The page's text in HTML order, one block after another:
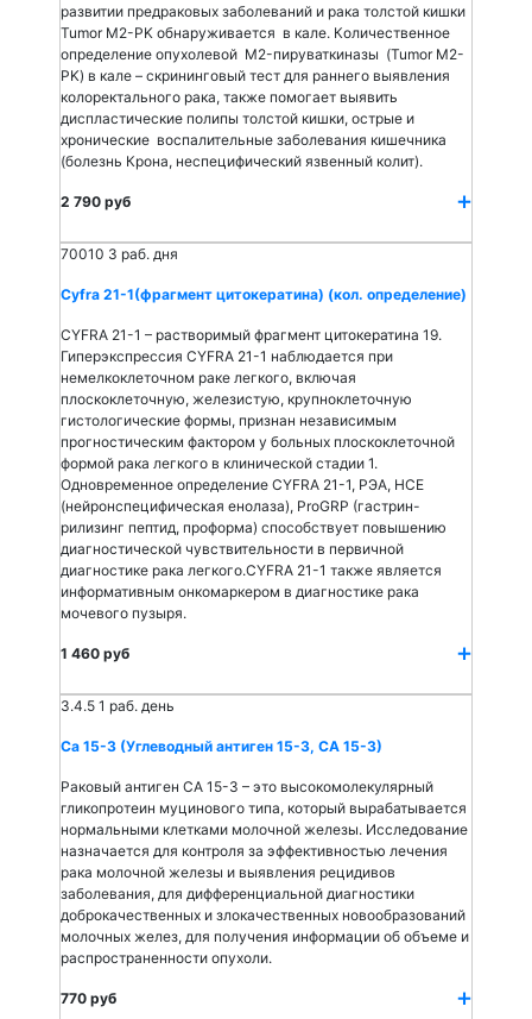
развитии предраковых заболеваний и рака толстой кишки
Tumor M2-PK обнаруживается в кале. Количественное
определение опухолевой M2-пируваткиназы (Tumor M2-
PK) в кале – скрининговый тест для раннего выявления
колоректального рака, также помогает выявить
диспластические полипы толстой кишки, острые и
хронические воспалительные заболевания кишечника
(болезнь Крона, неспецифический язвенный колит).
2 790 руб
70010 3 раб. дня
Cyfra 21-1(фрагмент цитокератина) (кол. определение)
CYFRA 21-1 – растворимый фрагмент цитокератина 19.
Гиперэкспрессия CYFRA 21-1 наблюдается при
немелкоклеточном раке легкого, включая
плоскоклеточную, железистую, крупноклеточную
гистологические формы, признан независимым
прогностическим фактором у больных плоскоклеточной
формой рака легкого в клинической стадии 1.
Одновременное определение CYFRA 21-1, РЭА, НСЕ
(нейронспецифическая енолаза), ProGRP (гастрин-
рилизинг пептид, проформа) способствует повышению
диагностической чувствительности в первичной
диагностике рака легкого.CYFRA 21-1 также является
информативным онкомаркером в диагностике рака
мочевого пузыря.
1 460 руб
3.4.5 1 раб. день
Са 15-3 (Углеводный антиген 15-3, СА 15-3)
Раковый антиген СА 15-3 – это высокомолекулярный
гликопротеин муцинового типа, который вырабатывается
нормальными клетками молочной железы. Исследование
назначается для контроля за эффективностью лечения
рака молочной железы и выявления рецидивов
заболевания, для дифференциальной диагностики
доброкачественных и злокачественных новообразований
молочных желез, для получения информации об объеме и
распространенности опухоли.
770 руб